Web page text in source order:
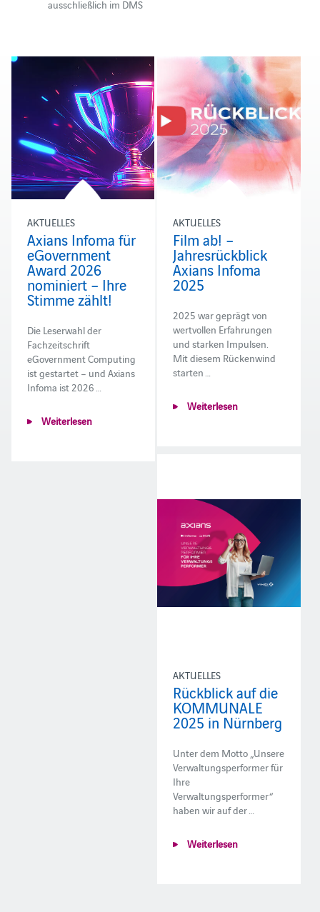
ausschließlich im DMS
AKTUELLES
Axians Infoma für
eGovernment
Award 2026
nominiert – Ihre
Stimme zählt!
Die Leserwahl der
Fachzeitschrift
eGovernment Computing
ist gestartet – und Axians
Infoma ist 2026 …
Weiterlesen
AKTUELLES
Film ab! –
Jahresrückblick
Axians Infoma
2025
2025 war geprägt von
wertvollen Erfahrungen
und starken Impulsen.
Mit diesem Rückenwind
starten …
Weiterlesen
AKTUELLES
Rückblick auf die
KOMMUNALE
2025 in Nürnberg
Unter dem Motto „Unsere
Verwaltungsperformer für
Ihre
Verwaltungsperformer“
haben wir auf der …
Weiterlesen